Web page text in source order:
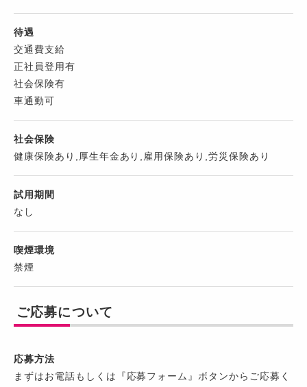
待遇
交通費支給
正社員登用有
社会保険有
車通勤可
社会保険
健康保険あり,厚生年金あり,雇用保険あり,労災保険あり
試用期間
なし
喫煙環境
禁煙
ご応募について
応募方法
まずはお電話もしくは『応募フォーム』ボタンからご応募く